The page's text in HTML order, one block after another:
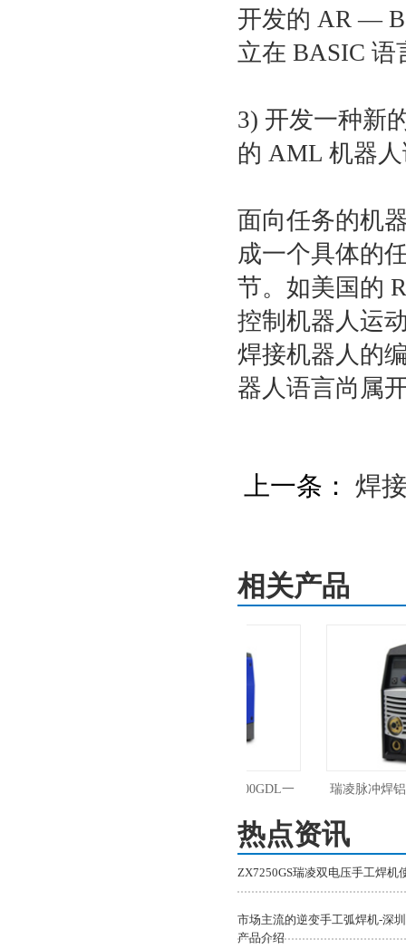
开发的 AR —
立在 BASIC 语
3) 开发一种新
的 AML 机器
面向任务的机
成一个具体的
节。如美国的
控制机器人运
焊接机器人的
器人语言尚属
上一条： 焊
相关产品
瑞凌MIG 180GDMⅡ/250GDM/300GDL一
体低飞溅气保焊气体保护焊机
瑞凌脉冲焊铝
热点资讯
ZX7250GS瑞凌双电压手工焊机
市场主流的逆变手工弧焊机-深
产品介绍